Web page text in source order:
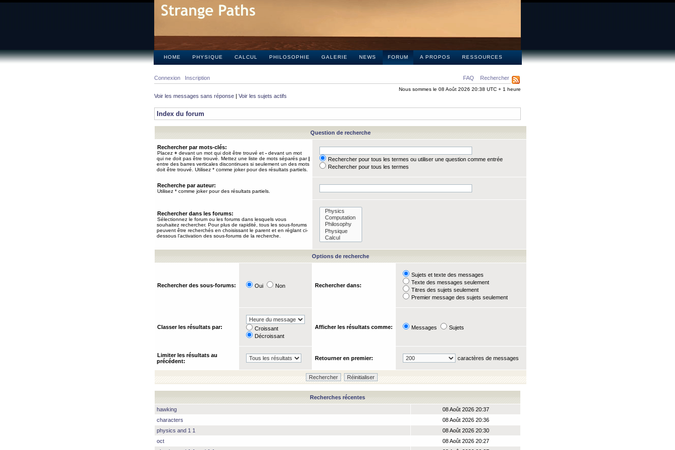
HOME PHYSIQUE CALCUL PHILOSOPHIE GALERIE NEWS FORUM A PROPOS RESSOURCES
FAQ Rechercher
Connexion Inscription
Nous sommes le 08 Août 2026 20:38 UTC + 1 heure
Voir les messages sans réponse | Voir les sujets actifs
Index du forum
Question de recherche
Rechercher par mots-clés:
Placez + devant un mot qui doit être trouvé et - devant un mot
qui ne doit pas être trouvé. Mettez une liste de mots séparés par|
entre des barres verticales discontinues si seulement un des mots
doit être trouvé. Utilisez * comme joker pour des résultats partiels.
Rechercher pour tous les termes ou utiliser une question comme entrée
Rechercher pour tous les termes
Recherche par auteur:
Utilisez * comme joker pour des résultats partiels.
Rechercher dans les forums:
Sélectionnez le forum ou les forums dans lesquels vous
souhaitez rechercher. Pour plus de rapidité, tous les sous-forums
peuvent être recherchés en choisissant le parent et en réglant ci-
dessous l’activation des sous-forums de la recherche.
Options de recherche
Rechercher des sous-forums: Oui Non Rechercher dans:
Sujets et texte des messages
Texte des messages seulement
Titres des sujets seulement
Premier message des sujets seulement
Classer les résultats par:
Croissant
Décroissant
Afficher les résultats comme: Messages Sujets
Limiter les résultats au
précédent:
Retourner en premier: caractères de messages
Recherches récentes
hawking
08 Août 2026 20:37
characters
08 Août 2026 20:36
physics and 1 1
08 Août 2026 20:30
oct
08 Août 2026 20:27